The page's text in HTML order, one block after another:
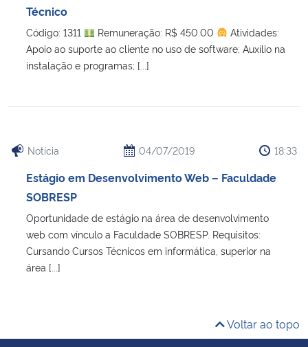
Técnico
Código: 1311 Remuneração: R$ 450.00
Atividades:
Apoio ao suporte ao cliente no uso de software; Auxílio na
instalação e programas; [...]
Notícia 04/07/2019 18:33
Estágio em Desenvolvimento Web – Faculdade
SOBRESP
Oportunidade de estágio na área de desenvolvimento
web com vínculo a Faculdade SOBRESP. Requisitos:
Cursando Cursos Técnicos em informática, superior na
área [...]
Voltar ao topo